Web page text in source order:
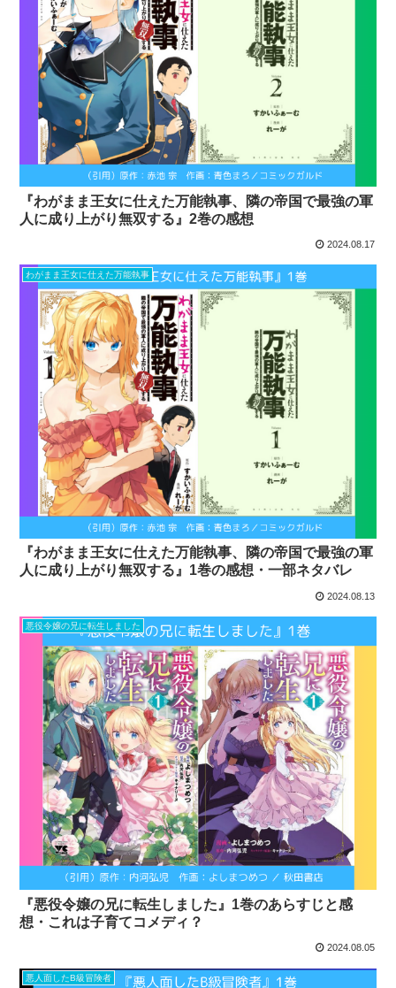
『わがまま王女に仕えた万能執事、隣の帝国で最強の軍
人に成り上がり無双する』2巻の感想
2024.08.17
わがまま王女に仕えた万能執事
『わがまま王女に仕えた万能執事、隣の帝国で最強の軍
人に成り上がり無双する』1巻の感想・一部ネタバレ
2024.08.13
悪役令嬢の兄に転生しました
『悪役令嬢の兄に転生しました』1巻のあらすじと感
想・これは子育てコメディ？
2024.08.05
悪人面したB級冒険者